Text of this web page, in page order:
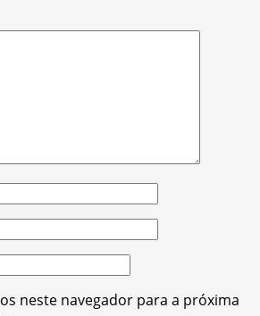
neste navegador para a próxima